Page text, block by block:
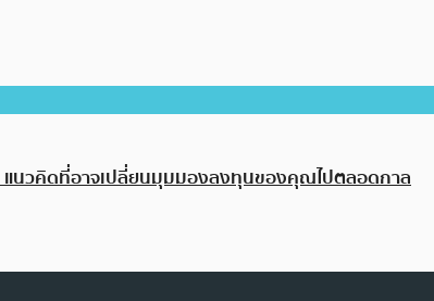
แนวคิดที่อาจเปลี่ยนมุมมองลงทุนของคุณไปตลอดกาล